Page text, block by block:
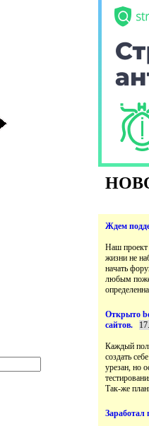
Наш проект
жизни не
начать
любым
Открыто
Каждый
создать
урезан, но